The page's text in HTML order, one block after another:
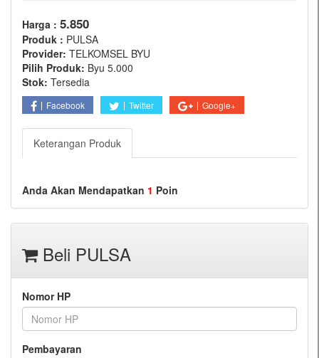
Harga : 5.850
Produk : PULSA
Provider: TELKOMSEL BYU
Pilih Produk: Byu 5.000
Stok: Tersedia
Facebook Twitter Google+
Keterangan Produk
Anda Akan Mendapatkan 1 Poin
Beli PULSA
Nomor HP
Pembayaran